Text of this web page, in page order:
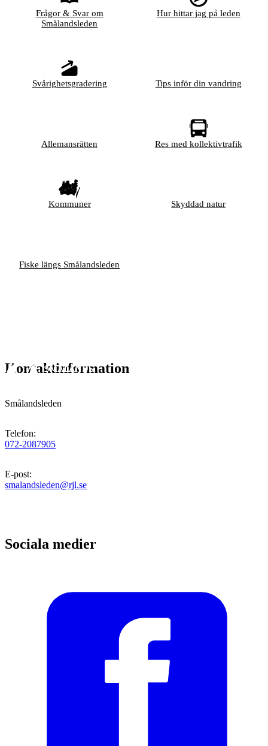
Frågor & Svar om
Smålandsleden
Hur hittar jag på leden
Svårighetsgradering Tips inför din vandring
Allemansrätten Res med kollektivtrafik
Kommuner Skyddad natur
Fiske längs Smålandsleden
Kontaktinformation
Smålandsleden
Telefon:
072-2087905
E-post:
smalandsleden@rjl.se
Sociala medier